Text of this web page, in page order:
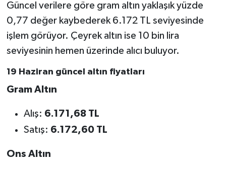
Güncel verilere göre gram altın yaklaşık yüzde
0,77 değer kaybederek 6.172 TL seviyesinde
işlem görüyor. Çeyrek altın ise 10 bin lira
seviyesinin hemen üzerinde alıcı buluyor.
19 Haziran güncel altın fiyatları
Gram Altın
Alış: 6.171,68 TL
Satış: 6.172,60 TL
Ons Altın